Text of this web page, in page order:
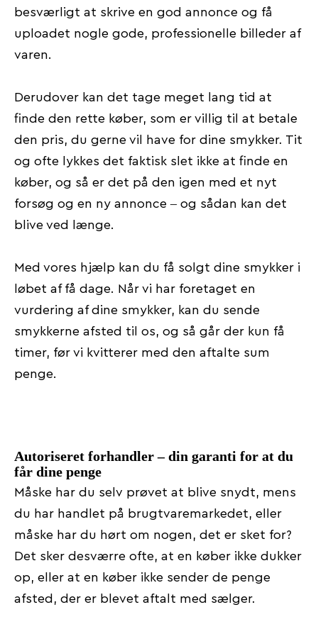
besværligt at skrive en god annonce og få
uploadet nogle gode, professionelle billeder af
varen.
Derudover kan det tage meget lang tid at
finde den rette køber, som er villig til at betale
den pris, du gerne vil have for dine smykker. Tit
og ofte lykkes det faktisk slet ikke at finde en
køber, og så er det på den igen med et nyt
forsøg og en ny annonce – og sådan kan det
blive ved længe.
Med vores hjælp kan du få solgt dine smykker i
løbet af få dage. Når vi har foretaget en
vurdering af dine smykker, kan du sende
smykkerne afsted til os, og så går der kun få
timer, før vi kvitterer med den aftalte sum
penge.
Autoriseret forhandler – din garanti for at du
får dine penge
Måske har du selv prøvet at blive snydt, mens
du har handlet på brugtvaremarkedet, eller
måske har du hørt om nogen, det er sket for?
Det sker desværre ofte, at en køber ikke dukker
op, eller at en køber ikke sender de penge
afsted, der er blevet aftalt med sælger.